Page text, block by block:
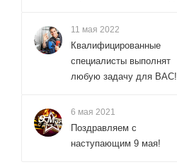
11 мая 2022
Квалифицированные
специалисты выполнят
любую задачу для ВАС!
6 мая 2021
Поздравляем с
наступающим 9 мая!